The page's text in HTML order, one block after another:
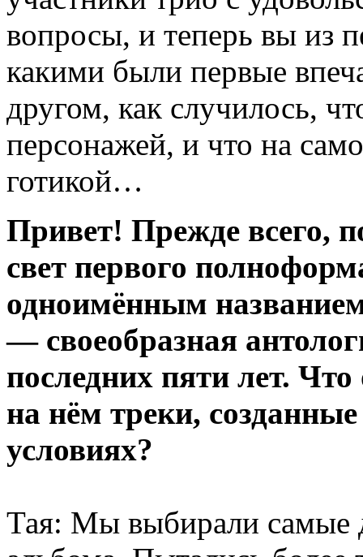
вопросы, и теперь вы из
какими были первые
другом, как случилось,
персонажей, и что на
готикой…
Привет! Прежде всего,
свет первого
одноимённым
— своеобразная
последних пяти лет.
на нём треки,
условиях?
Тая: Мы выбирали самые